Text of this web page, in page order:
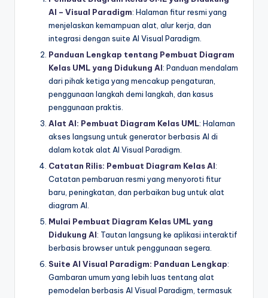
AI – Visual Paradigm: Halaman fitur resmi yang
menjelaskan kemampuan alat, alur kerja, dan
integrasi dengan suite AI Visual Paradigm.
Panduan Lengkap tentang Pembuat Diagram
Kelas UML yang Didukung AI: Panduan mendalam
dari pihak ketiga yang mencakup pengaturan,
penggunaan langkah demi langkah, dan kasus
penggunaan praktis.
Alat AI: Pembuat Diagram Kelas UML: Halaman
akses langsung untuk generator berbasis AI di
dalam kotak alat AI Visual Paradigm.
Catatan Rilis: Pembuat Diagram Kelas AI:
Catatan pembaruan resmi yang menyoroti fitur
baru, peningkatan, dan perbaikan bug untuk alat
diagram AI.
Mulai Pembuat Diagram Kelas UML yang
Didukung AI: Tautan langsung ke aplikasi interaktif
berbasis browser untuk penggunaan segera.
Suite AI Visual Paradigm: Panduan Lengkap:
Gambaran umum yang lebih luas tentang alat
pemodelan berbasis AI Visual Paradigm, termasuk